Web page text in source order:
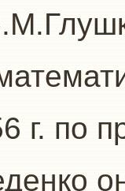
г. по